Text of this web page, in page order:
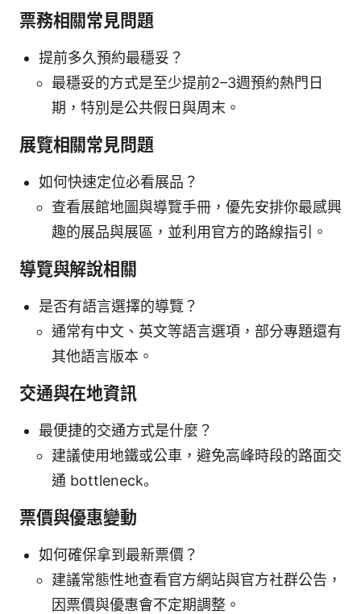
票務相關常見問題
提前多久預約最穩妥？
最穩妥的方式是至少提前2–3週預約熱門日
期，特別是公共假日與周末。
展覽相關常見問題
如何快速定位必看展品？
查看展館地圖與導覽手冊，優先安排你最感興
趣的展品與展區，並利用官方的路線指引。
導覽與解說相關
是否有語言選擇的導覽？
通常有中文、英文等語言選項，部分專題還有
其他語言版本。
交通與在地資訊
最便捷的交通方式是什麼？
建議使用地鐵或公車，避免高峰時段的路面交
通 bottleneck。
票價與優惠變動
如何確保拿到最新票價？
建議常態性地查看官方網站與官方社群公告，
因票價與優惠會不定期調整。